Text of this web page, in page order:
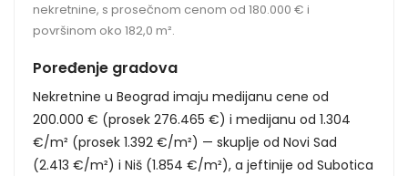
nekretnine, s prosečnom cenom od 180.000 € i
površinom oko 182,0 m².
Poređenje gradova
Nekretnine u Beograd imaju medijanu cene od
200.000 € (prosek 276.465 €) i medijanu od 1.304
€/m² (prosek 1.392 €/m²) — skuplje od Novi Sad
(2.413 €/m²) i Niš (1.854 €/m²), a jeftinije od Subotica